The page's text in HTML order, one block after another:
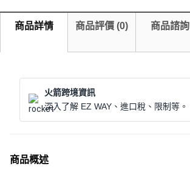
商品詳情 商品評價 (0) 商品諮詢
火箭跨境資訊
深入了解 EZ WAY、進口稅、限制等。
商品概述